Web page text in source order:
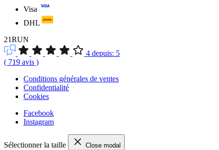
Visa
DHL
21RUN
4 depuis: 5
( 719 avis )
Conditions générales de ventes
Confidentialité
Cookies
Facebook
Instagram
Sélectionner la taille
Close modal